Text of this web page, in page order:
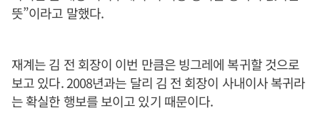
뜻”이라고 말했다.
재계는 김 전 회장이 이번 만큼은 빙그레에 복귀할 것으로
보고 있다. 2008년과는 달리 김 전 회장이 사내이사 복귀라
는 확실한 행보를 보이고 있기 때문이다.